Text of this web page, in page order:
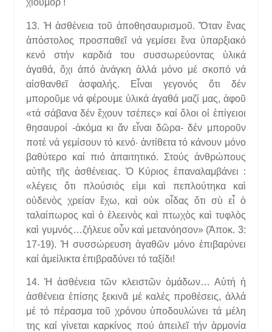
χιοῦμορ !
13. Ἡ ἀσθένεια τοῦ ἀποθησαυρισμοῦ. Ὅταν ἕνας
ἀπόστολος προσπαθεῖ νά γεμίσει ἕνα ὑπαρξιακό
κενό στήν καρδιά του συσσωρεύοντας ὑλικά
ἀγαθά, ὄχι ἀπό ἀνάγκη ἀλλά μόνο μέ σκοπό νά
αἰσθανθεῖ ἀσφαλής. Εἶναι γεγονός ὅτι δέν
μποροῦμε νά φέρουμε ὑλικά ἀγαθά μαζί μας, ἀφοῦ
«τά σάβανα δέν ἔχουν τσέπες» καί ὅλοι οἱ ἐπίγειοι
θησαυροί -ἀκόμα κι ἄν εἶναι δῶρα- δέν μποροῦν
ποτέ νά γεμίσουν τό κενό· ἀντίθετα τό κάνουν μόνο
βαθύτερο καί πιό ἀπαιτητικό. Στούς ἀνθρώπους
αὐτῆς τῆς ἀσθένειας. Ὁ Κύριος ἐπαναλαμβάνει :
«λέγεις ὅτι πλούσιός εἰμι καὶ πεπλούτηκα καὶ
οὐδενὸς χρείαν ἔχω, καὶ οὐκ οἶδας ὅτι σὺ εἶ ὁ
ταλαίπωρος καὶ ὁ ἐλεεινὸς καὶ πτωχὸς καὶ τυφλὸς
καὶ γυμνός…ζήλευε οὖν καὶ μετανόησον» (Ἀποκ. 3:
17-19). Ἡ συσσώρευση ἀγαθῶν μόνο ἐπιβαρύνει
καί ἀμείλικτα ἐπιβραδύνει τό ταξίδι!
14. Ἡ ἀσθένεια τῶν κλειστῶν ὁμάδων… Αὐτή ἡ
ἀσθένεια ἐπίσης ξεκινᾶ μέ καλές προθέσεις, ἀλλά
μέ τό πέρασμα τοῦ χρόνου ὑποδουλώνει τά μέλη
της καί γίνεται καρκίνος πού ἀπειλεῖ τήν ἁρμονία